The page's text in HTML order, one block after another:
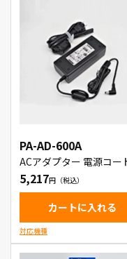
PA-AD-600A
ACアダプター 電源コー
5,217
カートに入れる
対応機種